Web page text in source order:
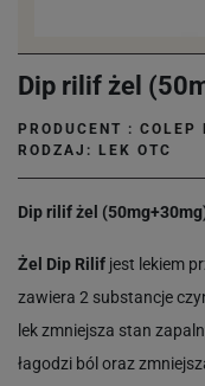
Dip rilif żel
PRODUCENT : COLEP
RODZAJ: LEK OTC
Dip rilif żel
Żel Dip Rilif jest lekiem
zawiera 2 substancje
lek zmniejsza stan
łagodzi ból oraz